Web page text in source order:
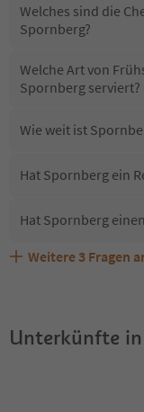
Welches sind die
Spornberg?
Welche Art von
Spornberg serviert?
Wie weit ist
Hat Spornberg ein
Hat Spornberg
Sind Haustiere in
Welche Services
Erhalten die Gäste von
Weitere 3 Fragen
Unterkünfte